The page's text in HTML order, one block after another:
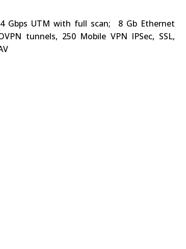
Gbps UTM with full scan; 8 Gb Ethernet
tunnels, 250 Mobile VPN IPSec, SSL,